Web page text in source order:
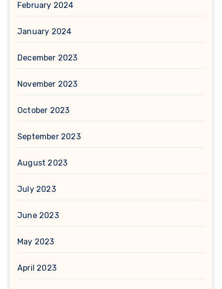
February 2024
January 2024
December 2023
November 2023
October 2023
September 2023
August 2023
July 2023
June 2023
May 2023
April 2023